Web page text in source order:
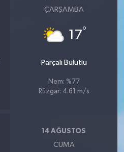
ÇARŞAMBA
17°
Parçalı Bulutlu
Nem: %77
Rüzgar: 4.61 m/s
14 AĞUSTOS
CUMA